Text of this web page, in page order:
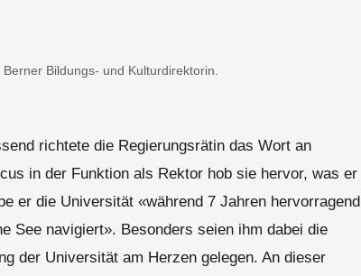
Bildungs- und Kulturdirektorin.
richtete die Regierungsrätin das Wort an
in der Funktion als Rektor hob sie hervor, was er
er die Universität «während 7 Jahren hervorragend
See navigiert». Besonders seien ihm dabei die
der Universität am Herzen gelegen. An dieser